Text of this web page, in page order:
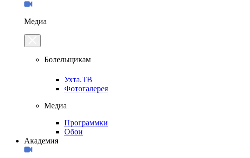
Медиа
Болельщикам
Ухта.ТВ
Фотогалерея
Медиа
Программки
Обои
Академия